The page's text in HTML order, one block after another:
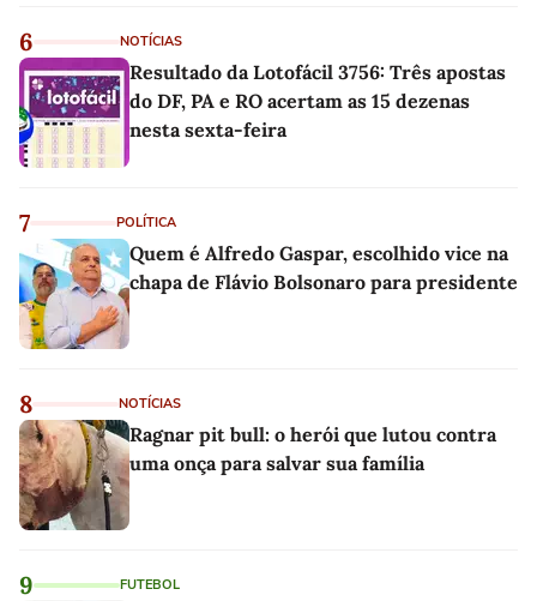
6 NOTÍCIAS
Resultado da Lotofácil 3756: Três apostas
do DF, PA e RO acertam as 15 dezenas
nesta sexta-feira
7 POLÍTICA
Quem é Alfredo Gaspar, escolhido vice na
chapa de Flávio Bolsonaro para presidente
8 NOTÍCIAS
Ragnar pit bull: o herói que lutou contra
uma onça para salvar sua família
9 FUTEBOL